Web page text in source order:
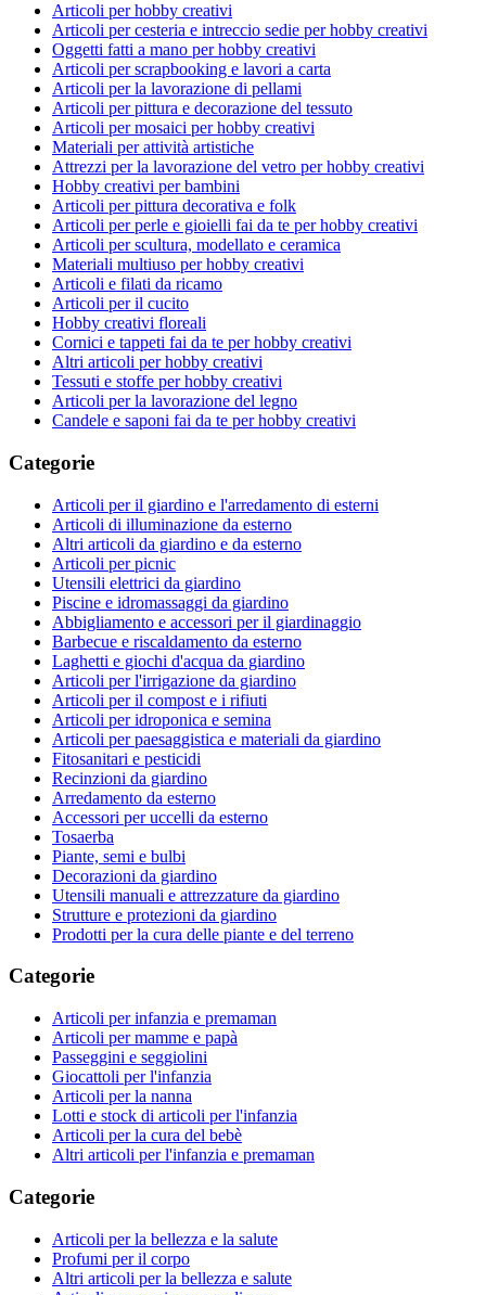
Articoli per hobby creativi
Articoli per cesteria e intreccio sedie per hobby creativi
Oggetti fatti a mano per hobby creativi
Articoli per scrapbooking e lavori a carta
Articoli per la lavorazione di pellami
Articoli per pittura e decorazione del tessuto
Articoli per mosaici per hobby creativi
Materiali per attività artistiche
Attrezzi per la lavorazione del vetro per hobby creativi
Hobby creativi per bambini
Articoli per pittura decorativa e folk
Articoli per perle e gioielli fai da te per hobby creativi
Articoli per scultura, modellato e ceramica
Materiali multiuso per hobby creativi
Articoli e filati da ricamo
Articoli per il cucito
Hobby creativi floreali
Cornici e tappeti fai da te per hobby creativi
Altri articoli per hobby creativi
Tessuti e stoffe per hobby creativi
Articoli per la lavorazione del legno
Candele e saponi fai da te per hobby creativi
Categorie
Articoli per il giardino e l'arredamento di esterni
Articoli di illuminazione da esterno
Altri articoli da giardino e da esterno
Articoli per picnic
Utensili elettrici da giardino
Piscine e idromassaggi da giardino
Abbigliamento e accessori per il giardinaggio
Barbecue e riscaldamento da esterno
Laghetti e giochi d'acqua da giardino
Articoli per l'irrigazione da giardino
Articoli per il compost e i rifiuti
Articoli per idroponica e semina
Articoli per paesaggistica e materiali da giardino
Fitosanitari e pesticidi
Recinzioni da giardino
Arredamento da esterno
Accessori per uccelli da esterno
Tosaerba
Piante, semi e bulbi
Decorazioni da giardino
Utensili manuali e attrezzature da giardino
Strutture e protezioni da giardino
Prodotti per la cura delle piante e del terreno
Categorie
Articoli per infanzia e premaman
Articoli per mamme e papà
Passeggini e seggiolini
Giocattoli per l'infanzia
Articoli per la nanna
Lotti e stock di articoli per l'infanzia
Articoli per la cura del bebè
Altri articoli per l'infanzia e premaman
Categorie
Articoli per la bellezza e la salute
Profumi per il corpo
Altri articoli per la bellezza e salute